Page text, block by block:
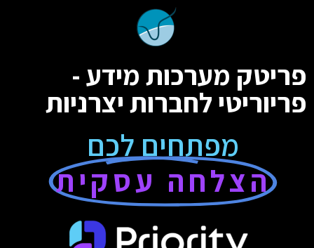
פריטק מערכות מידע -
פריוריטי לחברות יצרניות
מפתחים לכם
הצלחה עסקית